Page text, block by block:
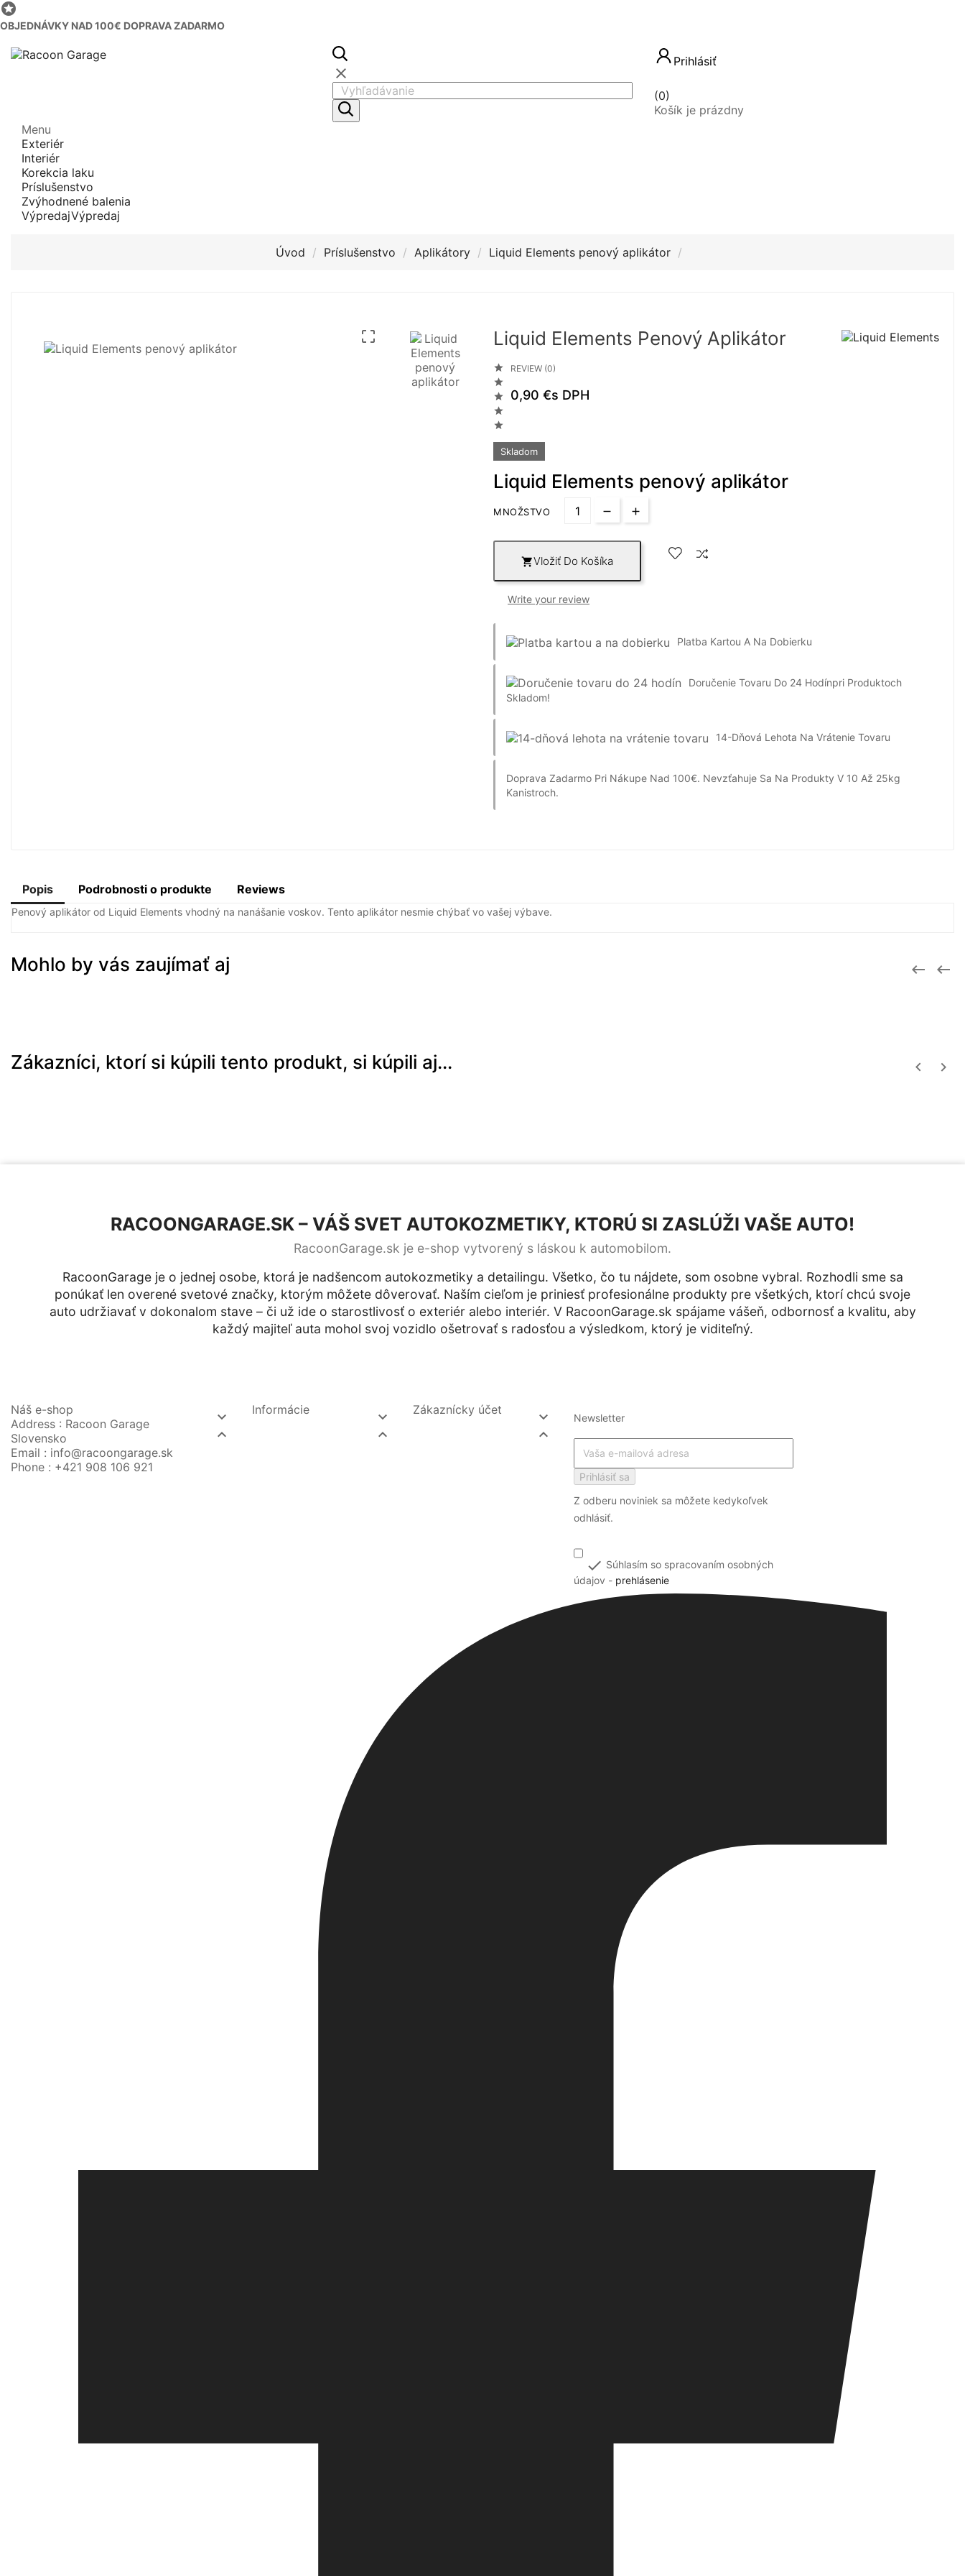

OBJEDNÁVKY NAD 100€ DOPRAVA ZADARMO

Prihlásiť
(0)
Košík je prázdny
Menu
Exteriér
Interiér
Korekcia laku
Príslušenstvo
Zvýhodnené balenia
VýpredajVýpredaj
Úvod Príslušenstvo Aplikátory Liquid Elements penový aplikátor
 Liquid Elements Penový Aplikátor





REVIEW (0)
0,90 €s DPH
Skladom
Liquid Elements penový aplikátor
MNOŽSTVO
Vložiť Do Košíka
Write your review
Platba Kartou A Na Dobierku
Doručenie Tovaru Do 24 HodínPri Produktoch
Skladom!
14-Dňová Lehota Na Vrátenie Tovaru
Doprava Zadarmo Pri Nákupe Nad 100€. Nevzťahuje Sa Na Produkty V 10 Až 25kg
Kanistroch.
Popis Podrobnosti o produkte Reviews
Penový aplikátor od Liquid Elements vhodný na nanášanie voskov. Tento aplikátor nesmie chýbať vo vašej výbave.
Mohlo by vás zaujímať aj  
Zákazníci, ktorí si kúpili tento produkt, si kúpili aj...  
RACOONGARAGE.SK – VÁŠ SVET AUTOKOZMETIKY, KTORÚ SI ZASLÚŽI VAŠE AUTO!
RacoonGarage.sk je e-shop vytvorený s láskou k automobilom.
RacoonGarage je o jednej osobe, ktorá je nadšencom autokozmetiky a detailingu. Všetko, čo tu nájdete, som osobne vybral. Rozhodli sme sa
ponúkať len overené svetové značky, ktorým môžete dôverovať. Naším cieľom je priniesť profesionálne produkty pre všetkých, ktorí chcú svoje
auto udržiavať v dokonalom stave – či už ide o starostlivosť o exteriér alebo interiér. V RacoonGarage.sk spájame vášeň, odbornosť a kvalitu, aby
každý majiteľ auta mohol svoj vozidlo ošetrovať s radosťou a výsledkom, ktorý je viditeľný.
Náš e-shop


Address : Racoon Garage
Slovensko
Email : info@racoongarage.sk
Phone : +421 908 106 921
Informácie


Zákaznícky účet


Newsletter
Prihlásiť sa
Z odberu noviniek sa môžete kedykoľvek
odhlásiť.
 Súhlasím so spracovaním osobných
údajov - prehlásenie